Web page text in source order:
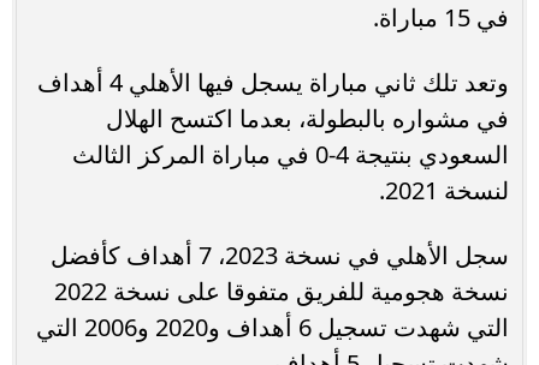
في 15 مباراة.
وتعد تلك ثاني مباراة يسجل فيها الأهلي 4 أهداف
في مشواره بالبطولة، بعدما اكتسح الهلال
السعودي بنتيجة 4-0 في مباراة المركز الثالث
لنسخة 2021.
سجل الأهلي في نسخة 2023، 7 أهداف كأفضل
نسخة هجومية للفريق متفوقا على نسخة 2022
التي شهدت تسجيل 6 أهداف و2020 و2006 التي